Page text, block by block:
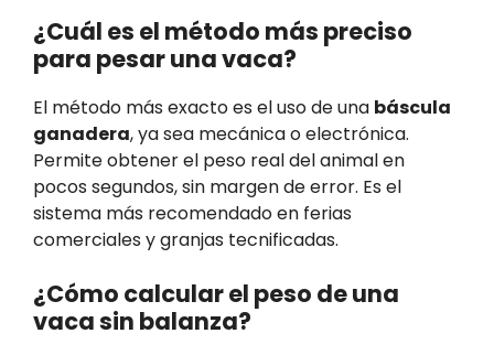
¿Cuál es el método más preciso
para pesar una vaca?
El método más exacto es el uso de una báscula
ganadera, ya sea mecánica o electrónica.
Permite obtener el peso real del animal en
pocos segundos, sin margen de error. Es el
sistema más recomendado en ferias
comerciales y granjas tecnificadas.
¿Cómo calcular el peso de una
vaca sin balanza?